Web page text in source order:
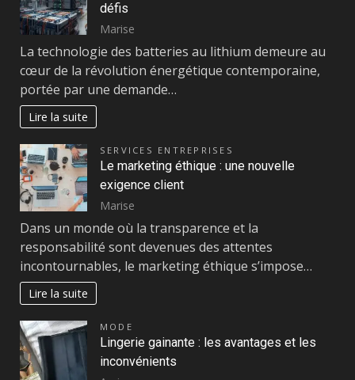
défis
Marise
La technologie des batteries au lithium demeure au
cœur de la révolution énergétique contemporaine,
portée par une demande…
Lire la suite
SERVICES ENTREPRISES
Le marketing éthique : une nouvelle
exigence client
Marise
Dans un monde où la transparence et la
responsabilité sont devenues des attentes
incontournables, le marketing éthique s’impose…
Lire la suite
MODE
Lingerie gainante : les avantages et les
inconvénients